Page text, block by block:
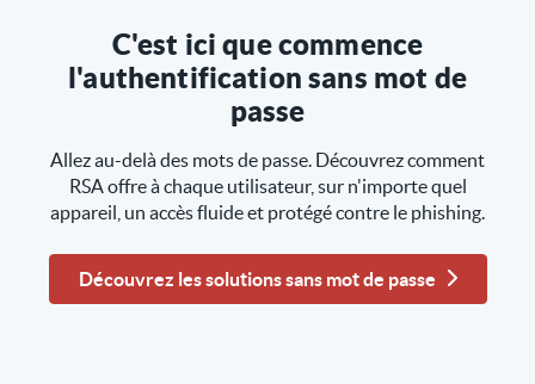
C'est ici que commence
l'authentification sans mot de
passe
Allez au-delà des mots de passe. Découvrez comment
RSA offre à chaque utilisateur, sur n'importe quel
appareil, un accès fluide et protégé contre le phishing.
Découvrez les solutions sans mot de passe